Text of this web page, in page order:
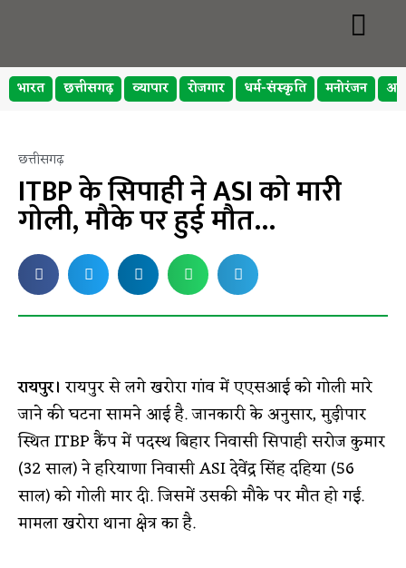
भारत छत्तीसगढ़ व्यापार रोजगार धर्म-संस्कृति मनोरंजन
छत्तीसगढ़
ITBP के सिपाही ने ASI को मारी
गोली, मौके पर हुई मौत…
रायपुर।रायपुर से लगे खरोरा गांव में एएसआई को गोली मारे
जाने की घटना सामने आई है. जानकारी के अनुसार, मुड़ीपार
स्थित ITBP कैंप में पदस्थ बिहार निवासी सिपाही सरोज कुमार
(32 साल) ने हरियाणा निवासी ASI देवेंद्र सिंह दहिया (56
साल) को गोली मार दी. जिसमें उसकी मौके पर मौत हो गई.
मामला खरोरा थाना क्षेत्र का है.